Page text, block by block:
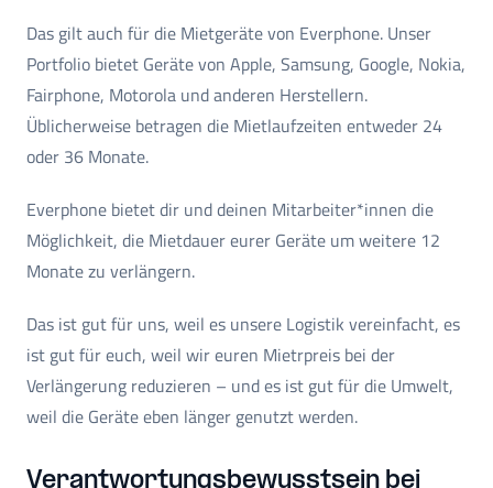
Das gilt auch für die Mietgeräte von Everphone. Unser
Portfolio bietet Geräte von Apple, Samsung, Google, Nokia,
Fairphone, Motorola und anderen Herstellern.
Üblicherweise betragen die Mietlaufzeiten entweder 24
oder 36 Monate.
Everphone bietet dir und deinen Mitarbeiter*innen die
Möglichkeit, die Mietdauer eurer Geräte um weitere 12
Monate zu verlängern.
Das ist gut für uns, weil es unsere Logistik vereinfacht, es
ist gut für euch, weil wir euren Mietrpreis bei der
Verlängerung reduzieren – und es ist gut für die Umwelt,
weil die Geräte eben länger genutzt werden.
Verantwortungsbewusstsein bei